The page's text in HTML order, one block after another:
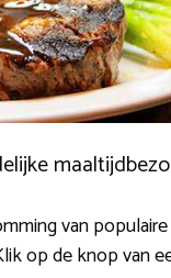
van
op de knop van